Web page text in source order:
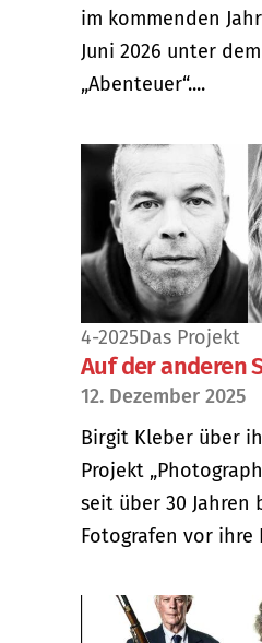
im kommenden
Juni 2026 unter
„Abenteuer“....
4-2025Das Projekt
Auf der anderen
12. Dezember 2025
Birgit Kleber über
Projekt
seit über 30 Jahren
Fotografen vor ihre